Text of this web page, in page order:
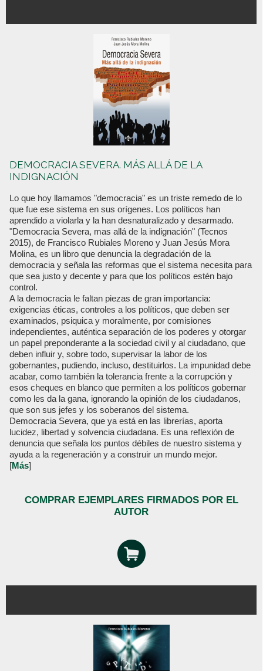
DEMOCRACIA SEVERA. MÁS ALLÁ DE LA
INDIGNACIÓN
Lo que hoy llamamos "democracia" es un triste remedo de lo
que fue ese sistema en sus orígenes. Los políticos han
aprendido a violarla y la han desnaturalizado y desarmado.
"Democracia Severa, mas allá de la indignación" (Tecnos
2015), de Francisco Rubiales Moreno y Juan Jesús Mora
Molina, es un libro que denuncia la degradación de la
democracia y señala las reformas que el sistema necesita para
que sea justo y decente y para que los políticos estén bajo
control.
A la democracia le faltan piezas de gran importancia:
exigencias éticas, controles a los políticos, que deben ser
examinados, psiquica y moralmente, por comisiones
independientes, auténtica separación de los poderes y otorgar
un papel preponderante a la sociedad civil y al ciudadano, que
deben influir y, sobre todo, supervisar la labor de los
gobernantes, pudiendo, incluso, destituirlos. La impunidad debe
acabar, como también la tolerancia frente a la corrupción y
esos cheques en blanco que permiten a los políticos gobernar
como les da la gana, ignorando la opinión de los ciudadanos,
que son sus jefes y los soberanos del sistema.
Democracia Severa, que ya está en las librerías, aporta
lucidez, libertad y solvencia ciudadana. Es una reflexión de
denuncia que señala los puntos débiles de nuestro sistema y
ayuda a la regeneración y a construir un mundo mejor.
[Más]
COMPRAR EJEMPLARES FIRMADOS POR EL
AUTOR